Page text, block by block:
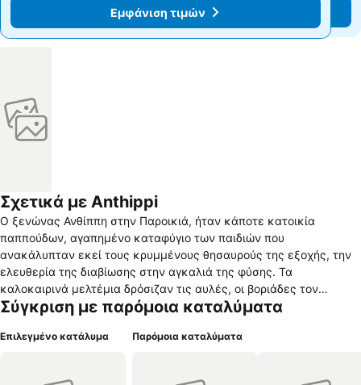
Εμφάνιση τιμών
Εμφάνιση τιμών
Σχετικά με Anthippi
Ο ξενώνας Ανθίππη στην Παροικιά, ήταν κάποτε κατοικία
παππούδων, αγαπημένο καταφύγιο των παιδιών που
ανακάλυπταν εκεί τους κρυμμένους θησαυρούς της εξοχής, την
ελευθερία της διαβίωσης στην αγκαλιά της φύσης. Τα
καλοκαιρινά μελτέμια δρόσιζαν τις αυλές, οι βοριάδες τον
χειμώνα φούντωναν τη φωτιά στο τζάκι. Ο Αύγουστος μύριζε
Κοχύλια, βότσαλα, αστερίες, αγαπημένα λάφυρα από τις
Σύγκριση με παρόμοια καταλύματα
Επιλεγμένο κατάλυμα Παρόμοια καταλύματα